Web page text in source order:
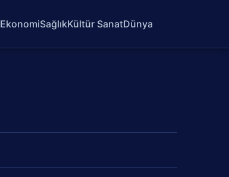
EkonomiSağlıkKültür SanatDünya